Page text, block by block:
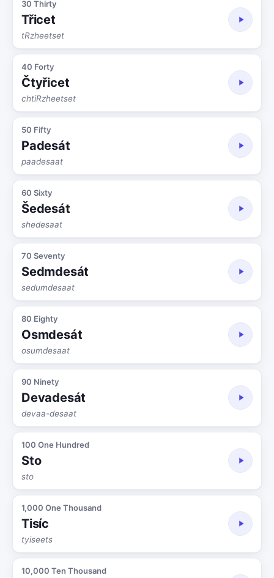
30 Thirty
Třicet
tRzheetset
40 Forty
Čtyřicet
chtiRzheetset
50 Fifty
Padesát
paadesaat
60 Sixty
Šedesát
shedesaat
70 Seventy
Sedmdesát
sedumdesaat
80 Eighty
Osmdesát
osumdesaat
90 Ninety
Devadesát
devaa-desaat
100 One Hundred
Sto
sto
1,000 One Thousand
Tisíc
tyiseets
10,000 Ten Thousand